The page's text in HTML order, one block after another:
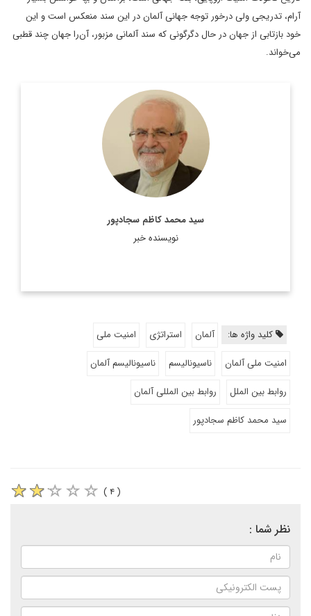
آرام، تدریجی ولی درخور توجه جهانی آلمان در این سند منعکس است و این
خود بازتابی از جهان در حال دگرگونی که سند آلمانی مزبور، آن‌را جهان چند قطبی
می‌خواند.
سید محمد کاظم سجادپور
نویسنده خبر
رئیس پیشین مرکز مطالعات سیاسی و بین‌المللی وزارت امور
خارجه، دیپلمات ایرانی، استاد تمام در رشته روابط بین‌الملل و عضو
هیئت علمی دانشکده روابط بین‌الملل وزارت امور خارجه است.
اطلاعات بیشتر
کلید واژه ها: آلمان استراتژی
امنیت ملی
امنیت ملی آلمان
ناسیونالیسم
ناسیونالیسم آلمان
روابط بین الملل
روابط بین المللی آلمان
سید محمد کاظم سجادپور
( ۴ )
نظر شما :